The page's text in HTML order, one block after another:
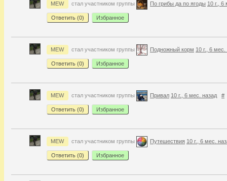
MEW стал участником группы По грибы да по ягоды 10 г., 6
Ответить (0) Избранное
MEW стал участником группы Подножный корм 10 г., 6 мес.
Ответить (0) Избранное
MEW стал участником группы Привал 10 г., 6 мес. назад #
Ответить (0) Избранное
MEW стал участником группы Путешествия 10 г., 6 мес.
Ответить (0) Избранное